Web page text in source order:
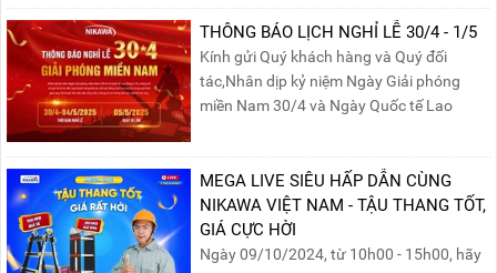
sản, giảm thiểu nguy cơ cháy nổ phòng thí
nghiệm.
THÔNG BÁO LỊCH NGHỈ LỄ 30/4 - 1/5
Kính gửi Quý khách hàng và Quý đối
tác,Nhân dịp kỷ niệm Ngày Giải phóng
miền Nam 30/4 và Ngày Quốc tế Lao
báo lịch nghỉ lễ như sau:Thời gian nghỉ: Từ
Thứ Ba, ngày 29/04/2025 đến hết Chủ
Nhật, ngày 04/05/2025.T...
MEGA LIVE SIÊU HẤP DẪN CÙNG
NIKAWA VIỆT NAM - TẬU THANG TỐT,
GIÁ CỰC HỜI
Ngày 09/10/2024, từ 10h00 - 15h00, hãy